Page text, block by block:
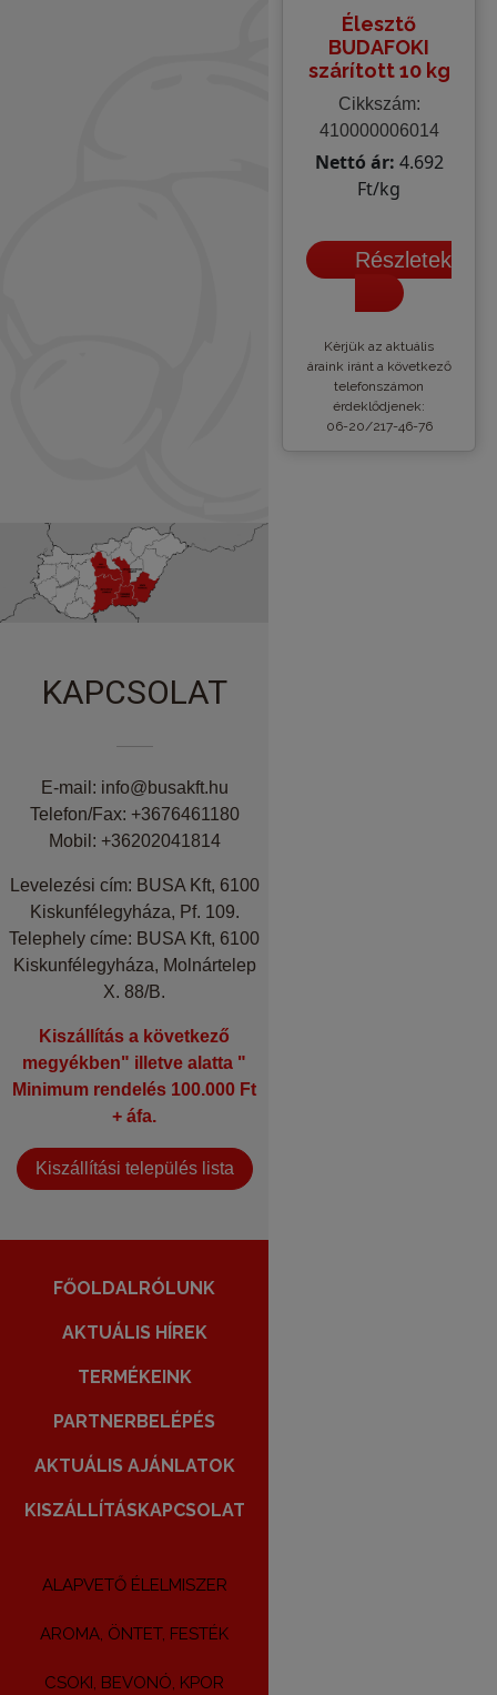
Élesztő
BUDAFOKI
szárított 10 kg
Cikkszám:
410000006014
Nettó ár: 4.692
Ft/kg
Részletek
Kèrjük az aktuális
áraink iránt a következő
telefonszámon
érdeklődjenek:
06-20/217-46-76
KAPCSOLAT
E-mail: info@busakft.hu
Telefon/Fax: +3676461180
Mobil: +36202041814
Levelezési cím: BUSA Kft, 6100
Kiskunfélegyháza, Pf. 109.
Telephely címe: BUSA Kft, 6100
Kiskunfélegyháza, Molnártelep
X. 88/B.
Kiszállítás a következő
megyékben" illetve alatta "
Minimum rendelés 100.000 Ft
+ áfa.
Kiszállítási település lista
FŐOLDALRÓLUNK
AKTUÁLIS HÍREK
TERMÉKEINK
PARTNERBELÉPÉS
AKTUÁLIS AJÁNLATOK
KISZÁLLÍTÁSKAPCSOLAT
ALAPVETŐ ÉLELMISZER
AROMA, ÖNTET, FESTÉK
CSOKI, BEVONÓ, KPOR